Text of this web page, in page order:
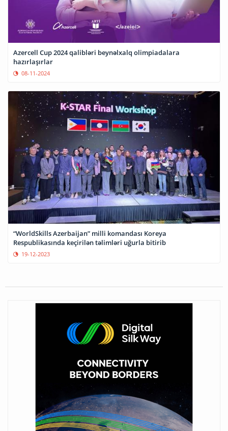
Azercell Cup 2024 qalibləri beynəlxalq olimpiadalara
hazırlaşırlar
08-11-2024
“WorldSkills Azerbaijan” milli komandası Koreya
Respublikasında keçirilən təlimləri uğurla bitirib
19-12-2023